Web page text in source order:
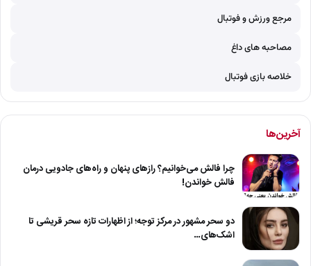
مرجع ورزش و فوتبال
مصاحبه های داغ
خلاصه بازی فوتبال
آخرین‌ها
چرا فالش می‌خوانیم؟ رازهای پنهان و راه‌های جادویی درمان
فالش خواندن!
دو سحر مشهور در مرکز توجه؛ از اظهارات تازه سحر قریشی تا
اشک‌های…